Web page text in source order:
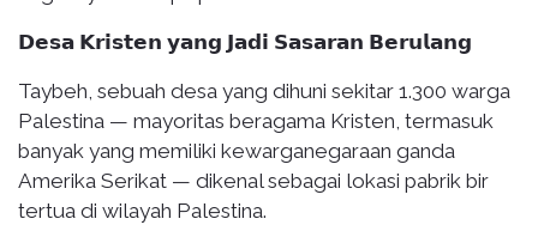
𝗗𝗲𝘀𝗮 𝗞𝗿𝗶𝘀𝘁𝗲𝗻 𝘆𝗮𝗻𝗴 𝗝𝗮𝗱𝗶 𝗦𝗮𝘀𝗮𝗿𝗮𝗻 𝗕𝗲𝗿𝘂𝗹𝗮𝗻𝗴
Taybeh, sebuah desa yang dihuni sekitar 1.300 warga
Palestina — mayoritas beragama Kristen, termasuk
banyak yang memiliki kewarganegaraan ganda
Amerika Serikat — dikenal sebagai lokasi pabrik bir
tertua di wilayah Palestina.